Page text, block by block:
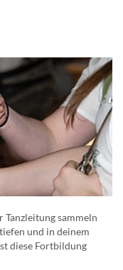
sammeln
und in deinem
diese Fortbildung